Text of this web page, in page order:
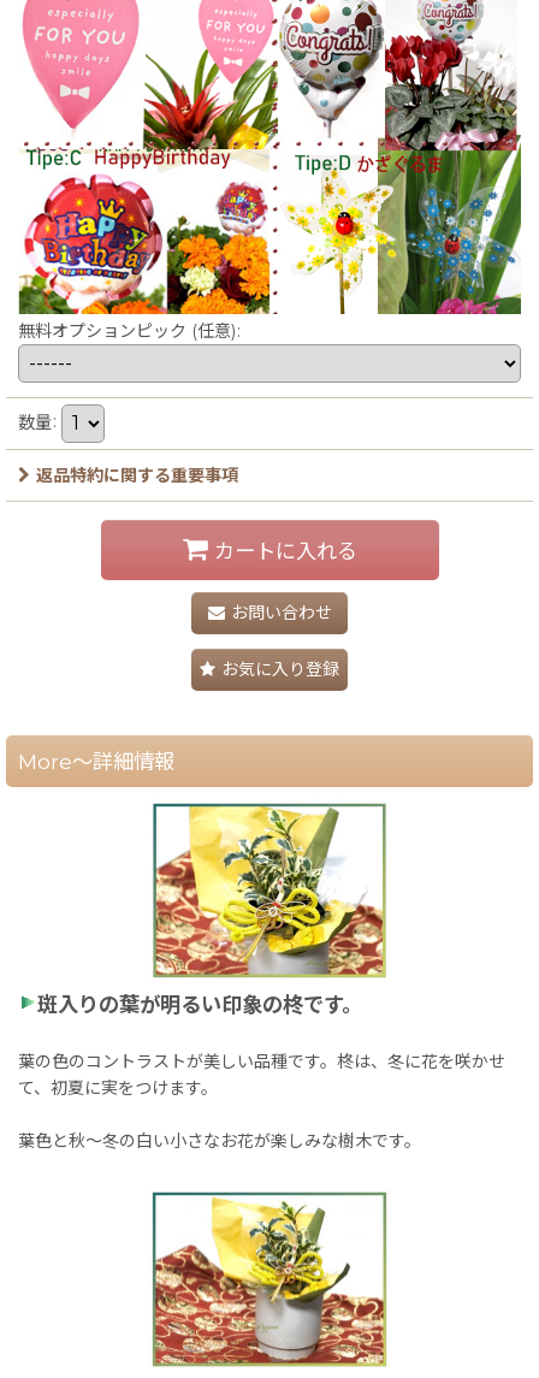
無料オプションピック (任意):
数量:
返品特約に関する重要事項
カートに入れる
お問い合わせ
お気に入り登録
More～詳細情報
斑入りの葉が明るい印象の柊です。
葉の色のコントラストが美しい品種です。柊は、冬に花を咲かせ
て、初夏に実をつけます。
葉色と秋〜冬の白い小さなお花が楽しみな樹木です。